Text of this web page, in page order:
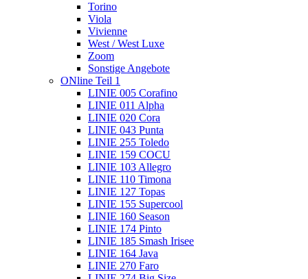
Torino
Viola
Vivienne
West / West Luxe
Zoom
Sonstige Angebote
ONline Teil 1
LINIE 005 Corafino
LINIE 011 Alpha
LINIE 020 Cora
LINIE 043 Punta
LINIE 255 Toledo
LINIE 159 COCU
LINIE 103 Allegro
LINIE 110 Timona
LINIE 127 Topas
LINIE 155 Supercool
LINIE 160 Season
LINIE 174 Pinto
LINIE 185 Smash Irisee
LINIE 164 Java
LINIE 270 Faro